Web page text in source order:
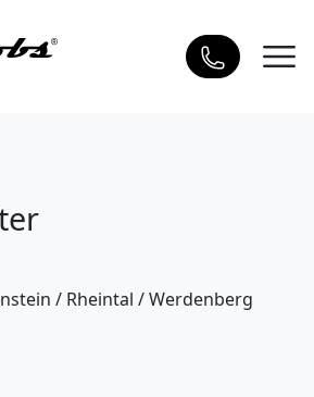
/ Rheintal /Werdenberg